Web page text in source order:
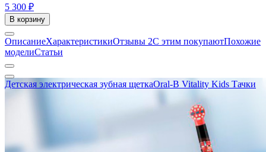
5 300 ₽
В корзину
ОписаниеХарактеристикиОтзывы 2С этим покупаютПохожие
моделиСтатьи
Детская электрическая зубная щеткаOral-B Vitality Kids Тачки